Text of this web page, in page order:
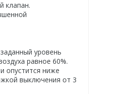
клапан.
уровень
равное 60%.
опустится ниже
выключения от 3